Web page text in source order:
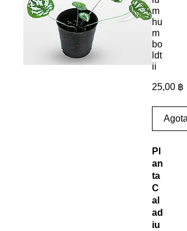
m
hu
m
bo
ldt
ii
25,00 ฿
Pl
an
ta
C
al
ad
iu